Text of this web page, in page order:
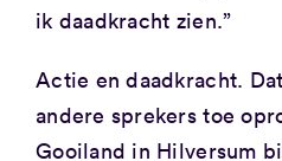
ik daadkracht zien.”
Actie en daadkracht.
andere sprekers toe
Gooiland in Hilversum